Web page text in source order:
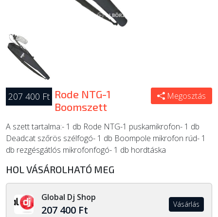
207 400 Ft Rode NTG-1
Boomszett
Megosztás
A szett tartalma:- 1 db Rode NTG-1 puskamikrofon- 1 db
Deadcat szőrös szélfogó- 1 db Boompole mikrofon rúd- 1
db rezgésgátlós mikrofonfogó- 1 db hordtáska
HOL VÁSÁROLHATÓ MEG
Global Dj Shop
207 400 Ft Vásárlás